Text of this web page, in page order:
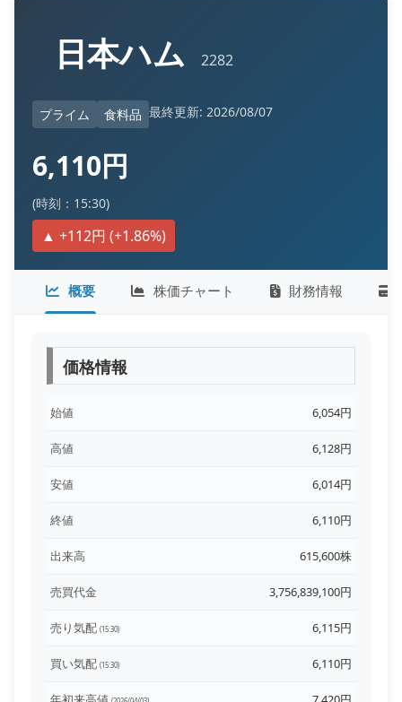
日本ハム 2282
プライム 食料品 最終更新: 2026/08/07
6,110円
(時刻：15:30)
▲ +112円 (+1.86%)
概要 株価チャート 財務情報
価格情報
始値 6,054円
高値 6,128円
安値 6,014円
終値 6,110円
出来高 615,600株
売買代金 3,756,839,100円
売り気配 (15:30) 6,115円
買い気配 (15:30) 6,110円